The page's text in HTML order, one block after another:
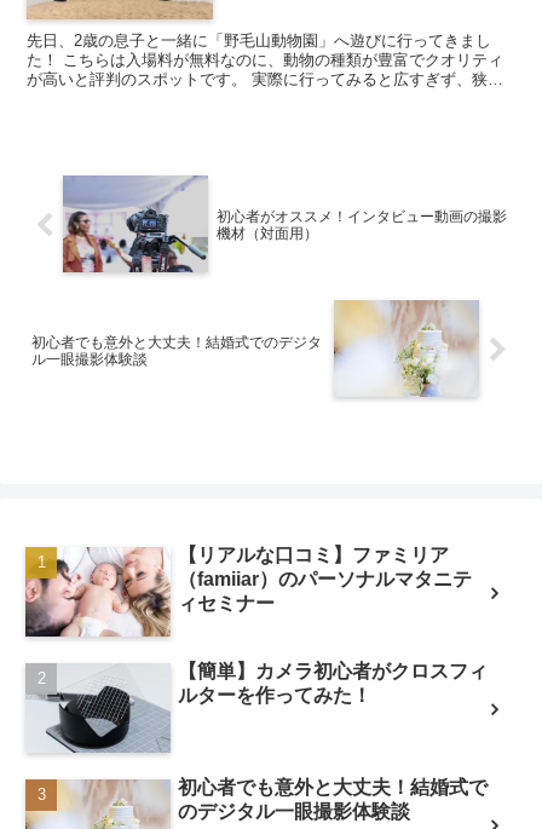
先日、2歳の息子と一緒に「野毛山動物園」へ遊びに行ってきまし
た！ こちらは入場料が無料なのに、動物の種類が豊富でクオリティ
が高いと評判のスポットです。 実際に行ってみると広すぎず、狭す
初心者がオススメ！インタビュー動画の撮影
機材（対面用）
初心者でも意外と大丈夫！結婚式でのデジタ
ル一眼撮影体験談
【リアルな口コミ】ファミリア
（famiiar）のパーソナルマタニテ
ィセミナー
【簡単】カメラ初心者がクロスフィ
ルターを作ってみた！
初心者でも意外と大丈夫！結婚式で
のデジタル一眼撮影体験談